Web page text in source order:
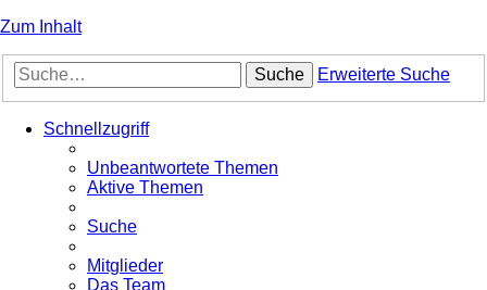
Zum Inhalt
Suche Erweiterte Suche
Schnellzugriff
Unbeantwortete Themen
Aktive Themen
Suche
Mitglieder
Das Team